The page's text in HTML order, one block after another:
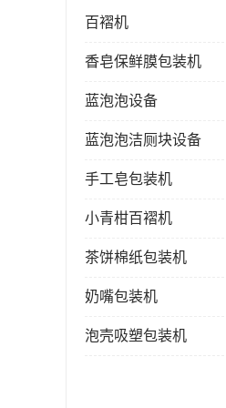
百褶机
香皂保鲜膜包装机
蓝泡泡设备
蓝泡泡洁厕块设备
手工皂包装机
小青柑百褶机
茶饼棉纸包装机
奶嘴包装机
泡壳吸塑包装机